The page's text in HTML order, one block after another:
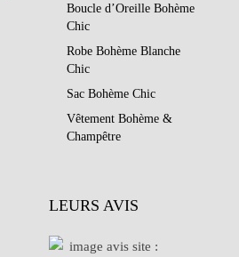
Boucle d’Oreille Bohème
Chic
Robe Bohème Blanche
Chic
Sac Bohème Chic
Vêtement Bohème &
Champêtre
LEURS AVIS